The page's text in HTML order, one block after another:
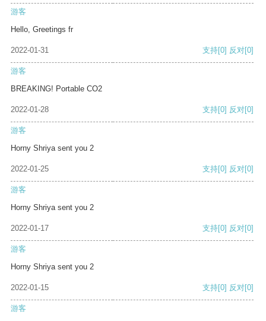
游客
Hello, Greetings fr
2022-01-31 支持[0] 反对[0]
游客
BREAKING! Portable CO2
2022-01-28 支持[0] 反对[0]
游客
Horny Shriya sent you 2
2022-01-25 支持[0] 反对[0]
游客
Horny Shriya sent you 2
2022-01-17 支持[0] 反对[0]
游客
Horny Shriya sent you 2
2022-01-15 支持[0] 反对[0]
游客